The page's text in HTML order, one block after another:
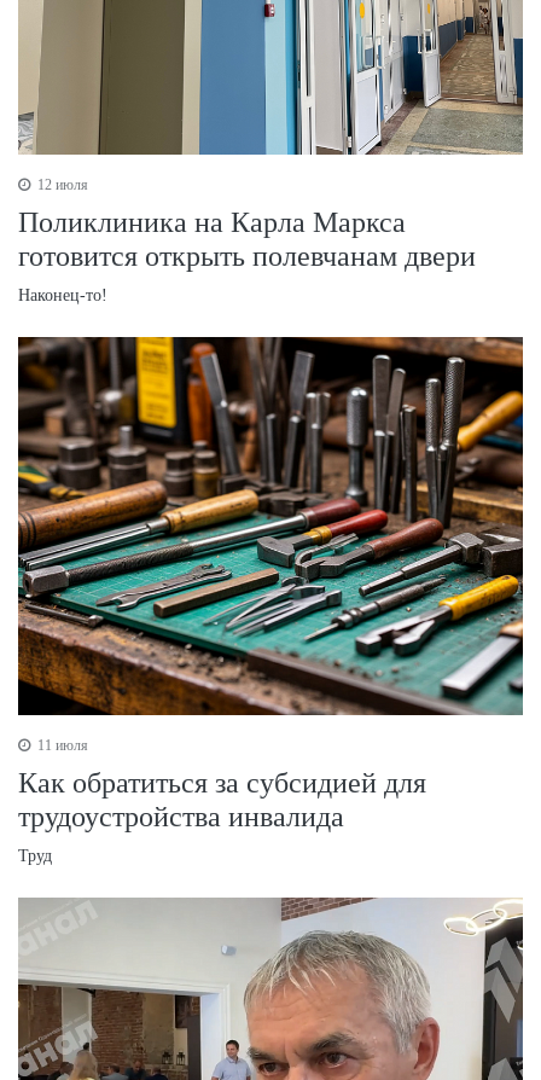
12 июля
Поликлиника на Карла Маркса
готовится открыть полевчанам двери
Наконец-то!
11 июля
Как обратиться за субсидией для
трудоустройства инвалида
Труд